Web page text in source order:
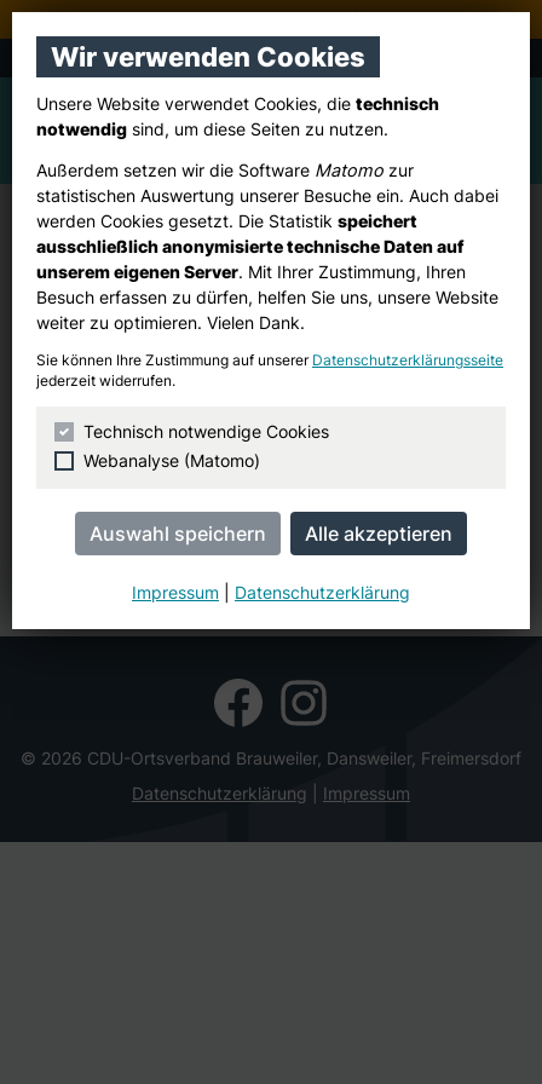
Stadtverband Pulheim
CDU Brauweiler, Dansweiler, Freimersdorf
Beginn der neuen Wahlperiode
Samstag, 01. November 2025
© 2026 CDU-Ortsverband Brauweiler, Dansweiler, Freimersdorf
Datenschutzerklärung
Impressum
Wir verwenden Cookies
Unsere Website verwendet Cookies, die technisch
notwendig sind, um diese Seiten zu nutzen.
Außerdem setzen wir die Software Matomo zur
statistischen Auswertung unserer Besuche ein. Auch dabei
werden Cookies gesetzt. Die Statistik speichert
ausschließlich anonymisierte technische Daten auf
unserem eigenen Server. Mit Ihrer Zustimmung, Ihren
Besuch erfassen zu dürfen, helfen Sie uns, unsere Website
weiter zu optimieren. Vielen Dank.
Sie können Ihre Zustimmung auf unserer Datenschutzerklärungsseite
jederzeit widerrufen.
Technisch notwendige Cookies
Webanalyse (Matomo)
Impressum Datenschutzerklärung